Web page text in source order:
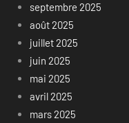
septembre 2025
août 2025
juillet 2025
juin 2025
mai 2025
avril 2025
mars 2025